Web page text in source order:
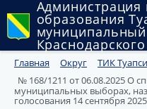
Администрация
образования
муниципальный
Округ
Администрация
Главная Округ ТИК
№ 168/1211 от 06.08.2025 О
муниципальных выборах,
голосования 14 сентября